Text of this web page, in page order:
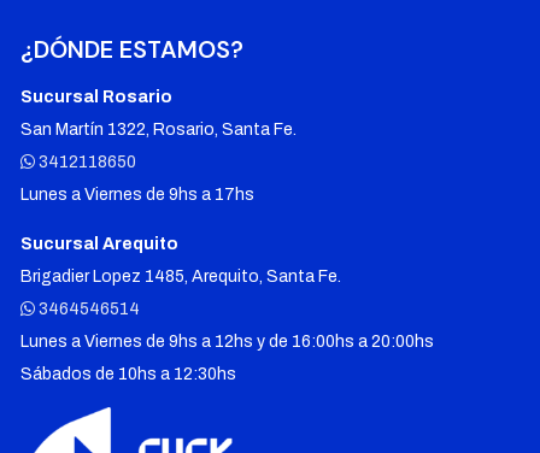
¿DÓNDE ESTAMOS?
Sucursal Rosario
San Martín 1322, Rosario, Santa Fe.
3412118650
Lunes a Viernes de 9hs a 17hs
Sucursal Arequito
Brigadier Lopez 1485, Arequito, Santa Fe.
3464546514
Lunes a Viernes de 9hs a 12hs y de 16:00hs a 20:00hs
Sábados de 10hs a 12:30hs